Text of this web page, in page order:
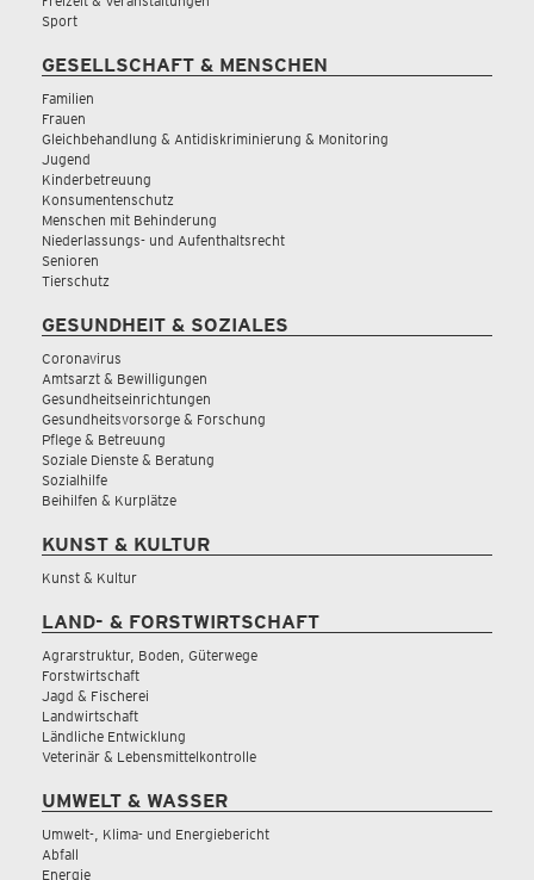
Sport
GESELLSCHAFT & MENSCHEN
Familien
Frauen
Gleichbehandlung & Antidiskriminierung & Monitoring
Jugend
Kinderbetreuung
Konsumentenschutz
Menschen mit Behinderung
Niederlassungs- und Aufenthaltsrecht
Senioren
Tierschutz
GESUNDHEIT & SOZIALES
Coronavirus
Amtsarzt & Bewilligungen
Gesundheitseinrichtungen
Gesundheitsvorsorge & Forschung
Pflege & Betreuung
Soziale Dienste & Beratung
Sozialhilfe
Beihilfen & Kurplätze
KUNST & KULTUR
Kunst & Kultur
LAND- & FORSTWIRTSCHAFT
Agrarstruktur, Boden, Güterwege
Forstwirtschaft
Jagd & Fischerei
Landwirtschaft
Ländliche Entwicklung
Veterinär & Lebensmittelkontrolle
UMWELT & WASSER
Umwelt-, Klima- und Energiebericht
Abfall
Energie